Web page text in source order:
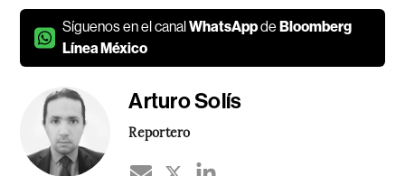
Síguenos en el canalWhatsAppdeBloomberg
Línea México
Arturo Solís
Reportero